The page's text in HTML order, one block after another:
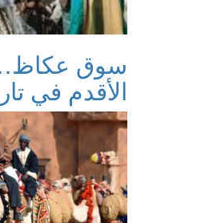
سوق
الأقدم في